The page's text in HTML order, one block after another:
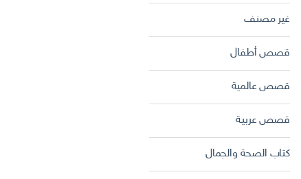
غير مصنف
قصص أطفال
قصص عالمية
قصص عربية
كتاب الصحة والجمال